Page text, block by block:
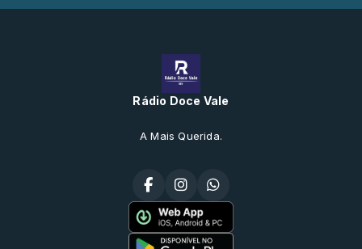
Rádio Doce Vale
A Mais Querida.